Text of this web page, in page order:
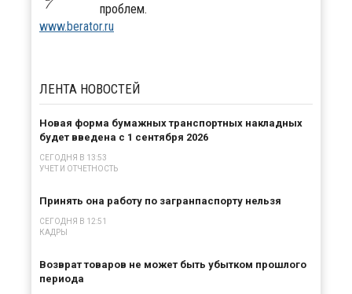
проблем.
www.berator.ru
ЛЕНТА НОВОСТЕЙ
Новая форма бумажных транспортных накладных
будет введена с 1 сентября 2026
СЕГОДНЯ В 13:53
УЧЕТ И ОТЧЕТНОСТЬ
Принять она работу по загранпаспорту нельзя
СЕГОДНЯ В 12:51
КАДРЫ
Возврат товаров не может быть убытком прошлого
периода